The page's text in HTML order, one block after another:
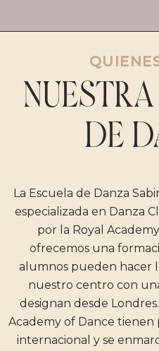
DE
La Escuela de Danza
especializada en Danza
por la Royal
ofrecemos una
alumnos pueden hacer
nuestro centro con
designan desde
Academy of Dance
internacional y se